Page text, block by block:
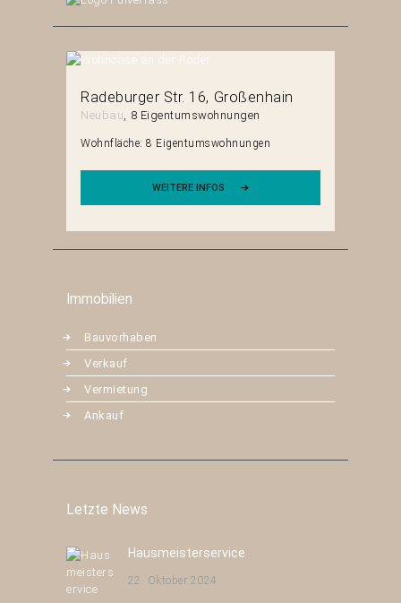
Radeburger Str. 16 Großenhain
Neubau 8 Eigentumswohnungen
Wohnfläche: 8 Eigentumswohnungen
WEITERE INFOS
Immobilien
Bauvorhaben
Verkauf
Vermietung
Ankauf
Letzte News
Hausmeisterservice
22. Oktober 2024